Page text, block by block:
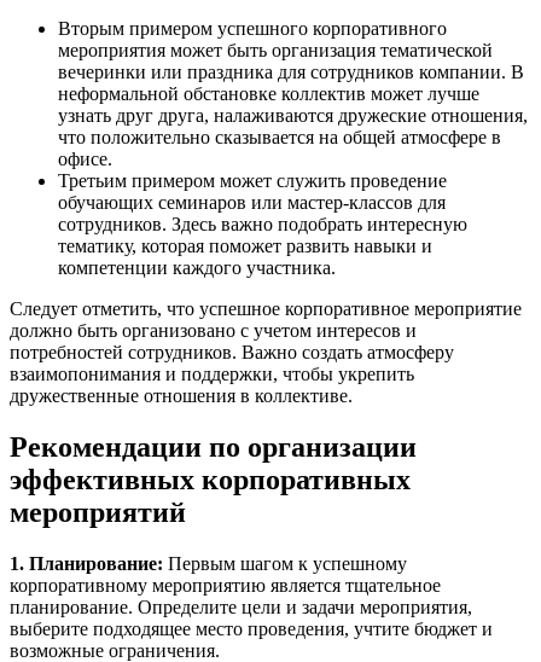
Вторым примером успешного корпоративного
мероприятия может быть организация тематической
вечеринки или праздника для сотрудников компании. В
неформальной обстановке коллектив может лучше
узнать друг друга, налаживаются дружеские отношения,
что положительно сказывается на общей атмосфере в
офисе.
Третьим примером может служить проведение
обучающих семинаров или мастер-классов для
сотрудников. Здесь важно подобрать интересную
тематику, которая поможет развить навыки и
компетенции каждого участника.
Следует отметить, что успешное корпоративное мероприятие
должно быть организовано с учетом интересов и
потребностей сотрудников. Важно создать атмосферу
взаимопонимания и поддержки, чтобы укрепить
дружественные отношения в коллективе.
Рекомендации по организации
эффективных корпоративных
мероприятий
1. Планирование: Первым шагом к успешному
корпоративному мероприятию является тщательное
планирование. Определите цели и задачи мероприятия,
выберите подходящее место проведения, учтите бюджет и
возможные ограничения.